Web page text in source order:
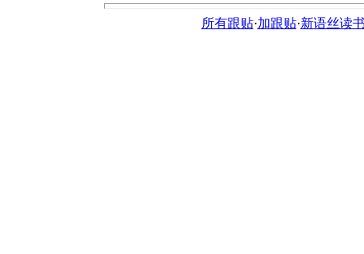
所有跟贴·加跟贴·新语丝读